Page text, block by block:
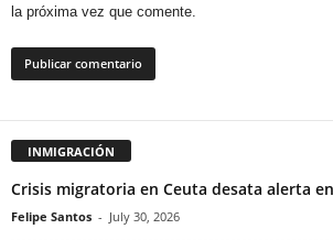
la próxima vez que comente.
INMIGRACIÓN
Crisis migratoria en Ceuta desata alerta
Felipe Santos - July 30, 2026